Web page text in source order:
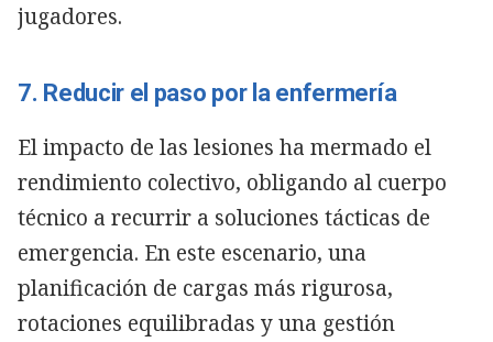
jugadores.
7. Reducir el paso por la enfermería
El impacto de las lesiones ha mermado el
rendimiento colectivo, obligando al cuerpo
técnico a recurrir a soluciones tácticas de
emergencia. En este escenario, una
planificación de cargas más rigurosa,
rotaciones equilibradas y una gestión